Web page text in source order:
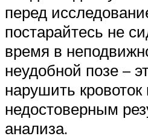
перед
постарайтесь не
время в
неудобной позе –
нарушить кровоток
недостоверным
анализа.